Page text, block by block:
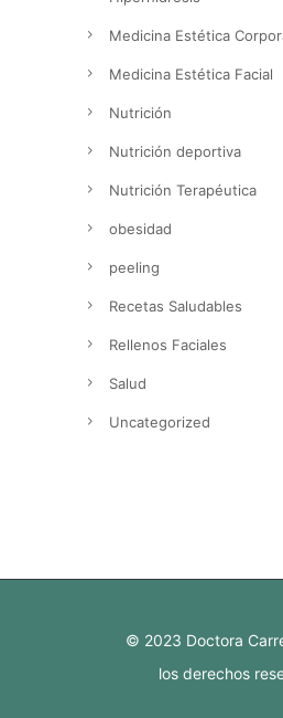
Medicina Estética
Medicina Estética Facial
Nutrición
Nutrición deportiva
Nutrición Terapéutica
obesidad
peeling
Recetas Saludables
Rellenos Faciales
Salud
Uncategorized
© 2023 Doctora
los derechos